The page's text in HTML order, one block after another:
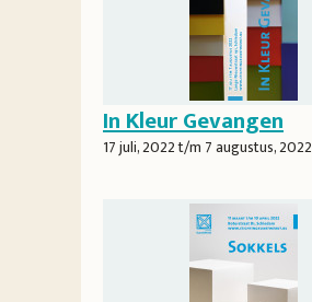
In Kleur Gevangen
17 juli, 2022t/m 7 augustus, 2022